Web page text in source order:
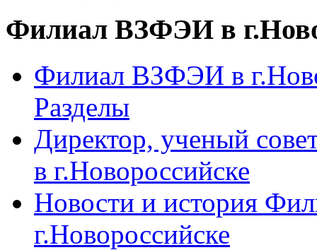
Филиал ВЗФЭИ в
Филиал ВЗФЭИ в
Разделы
Директор, ученый
в г.Новороссийске
Новости и история
г.Новороссийске